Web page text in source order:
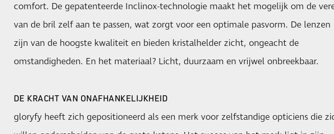
comfort. De gepatenteerde Inclinox-technologie maakt het mogelijk om de
van de bril zelf aan te passen, wat zorgt voor een optimale pasvorm. De lenzen
zijn van de hoogste kwaliteit en bieden kristalhelder zicht, ongeacht de
omstandigheden. En het materiaal? Licht, duurzaam en vrijwel onbreekbaar.
DE KRACHT VAN ONAFHANKELIJKHEID
gloryfy heeft zich gepositioneerd als een merk voor zelfstandige opticiens die